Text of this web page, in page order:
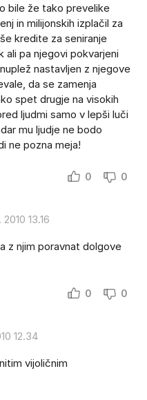
bile že tako prevelike
in milijonskih izplačil za
kredite za seniranje
ali pa njegovi pokvarjeni
nastavljen z njegove
da se zamenja
spet drugje na visokih
ljudmi samo v lepši luči
mu ljudje ne bodo
ne pozna meja!
0 0
13.16
z njim poravnat dolgove
0 0
12.34
vijoličnim